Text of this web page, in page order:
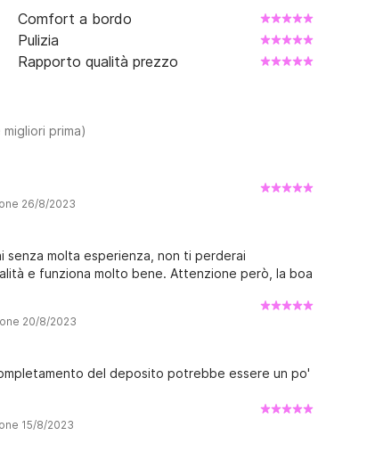
Comfort a bordo
Pulizia
Rapporto qualità prezzo
prima)
26/8/2023
senza molta esperienza, non ti perderai
e funziona molto bene. Attenzione però, la boa
20/8/2023
del deposito potrebbe essere un po'
15/8/2023